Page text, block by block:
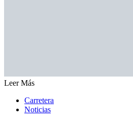
Leer Más
Carretera
Noticias